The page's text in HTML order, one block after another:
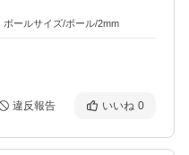
ールサイズ/ボール/2mm
違反報告 いいね 0